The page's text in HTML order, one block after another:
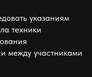
указаниям
техники
между участниками